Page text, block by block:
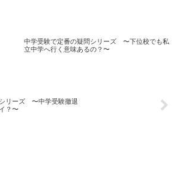
中学受験で定番の疑問シリーズ 〜下位校でも私
立中学へ行く意味あるの？〜
リーズ 〜中学受験撤退
？〜